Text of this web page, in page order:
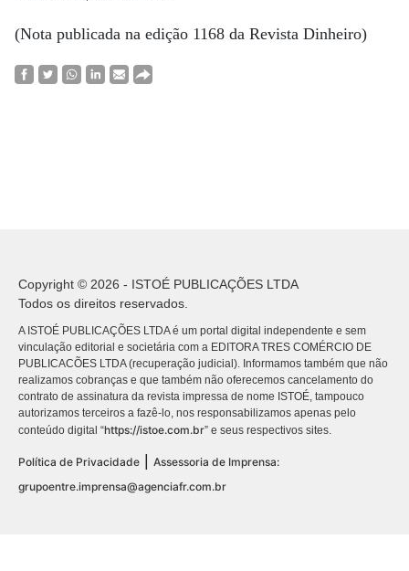
(Nota publicada na edição 1168 da Revista Dinheiro)
Copyright © 2026 - ISTOÉ PUBLICAÇÕES LTDA
Todos os direitos reservados.
A ISTOÉ PUBLICAÇÕES LTDA é um portal digital independente e sem
vinculação editorial e societária com a EDITORA TRES COMÉRCIO DE
PUBLICACÕES LTDA (recuperação judicial). Informamos também que não
realizamos cobranças e que também não oferecemos cancelamento do
contrato de assinatura da revista impressa de nome ISTOÉ, tampouco
autorizamos terceiros a fazê-lo, nos responsabilizamos apenas pelo
conteúdo digital “https://istoe.com.br” e seus respectivos sites.
Política de Privacidade
Assessoria de Imprensa:
grupoentre.imprensa@agenciafr.com.br